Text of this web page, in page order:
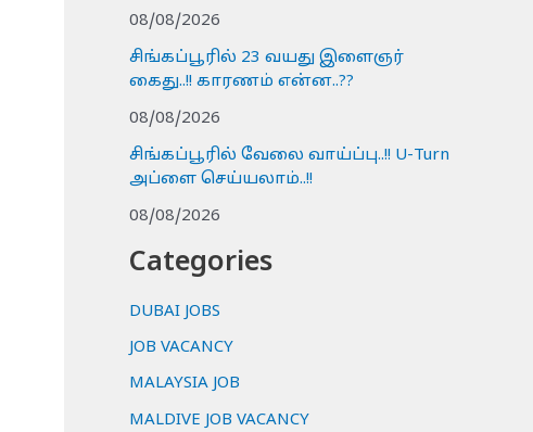
08/08/2026
சிங்கப்பூரில் 23 வயது இளைஞர்
கைது..!! காரணம் என்ன..??
08/08/2026
சிங்கப்பூரில் வேலை வாய்ப்பு..!! U-Turn
அப்ளை செய்யலாம்..!!
08/08/2026
Categories
DUBAI JOBS
JOB VACANCY
MALAYSIA JOB
MALDIVE JOB VACANCY